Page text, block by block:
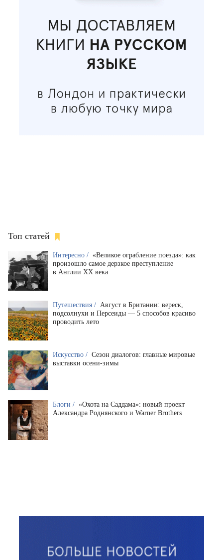
Топ статей
Интересно / «Великое ограбление поезда»: как
произошло самое дерзкое преступление
в Англии XX века
Путешествия / Август в Британии: вереск,
подсолнухи и Персеиды — 5 способов красиво
проводить лето
Искусство / Сезон диалогов: главные мировые
выставки осени-зимы
Блоги / «Охота на Саддама»: новый проект
Александра Роднянского и Warner Brothers